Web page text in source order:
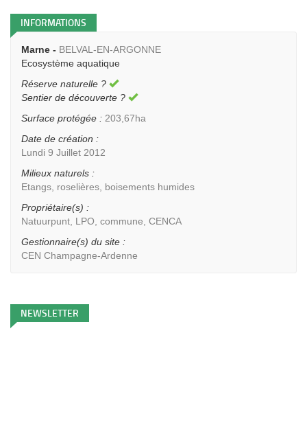
INFORMATIONS
Marne - BELVAL-EN-ARGONNE
Ecosystème aquatique
Réserve naturelle ?
Sentier de découverte ?
Surface protégée : 203,67ha
Date de création :
Lundi 9 Juillet 2012
Milieux naturels :
Etangs, roselières, boisements humides
Propriétaire(s) :
Natuurpunt, LPO, commune, CENCA
Gestionnaire(s) du site :
CEN Champagne-Ardenne
NEWSLETTER